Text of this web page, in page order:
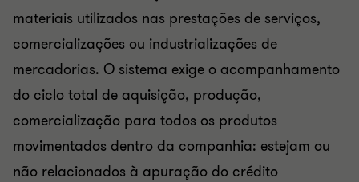
materiais utilizados nas prestações de serviços,
comercializações ou industrializações de
mercadorias. O sistema exige o acompanhamento
do ciclo total de aquisição, produção,
comercialização para todos os produtos
movimentados dentro da companhia: estejam ou
não relacionados à apuração do crédito